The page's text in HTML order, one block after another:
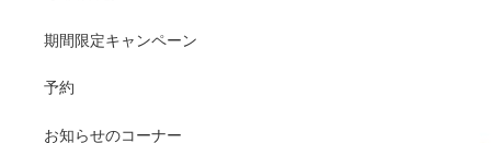
期間限定キャンペーン
予約
お知らせのコーナー